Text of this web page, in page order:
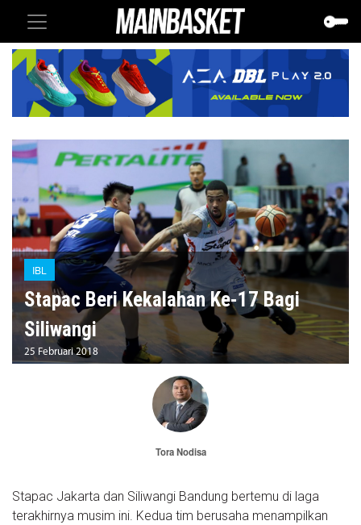
IBL
Stapac Beri Kekalahan Ke-17 Bagi
Siliwangi
25 Februari 2018
Tora Nodisa
Stapac Jakarta dan Siliwangi Bandung bertemu di laga
terakhirnya musim ini. Kedua tim berusaha menampilkan